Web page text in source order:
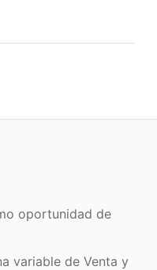
oportunidad de
variable de Venta y